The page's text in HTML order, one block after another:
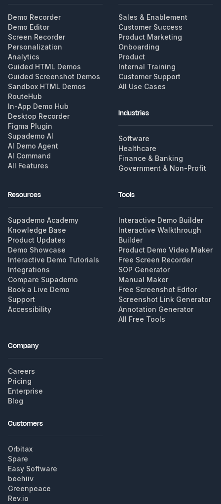
Demo Recorder
Demo Editor
Screen Recorder
Personalization
Analytics
Guided HTML Demos
Guided Screenshot Demos
Sandbox HTML Demos
RouteHub
In-App Demo Hub
Desktop Recorder
Figma Plugin
Supademo AI
AI Demo Agent
AI Command
All Features
Sales & Enablement
Customer Success
Product Marketing
Onboarding
Product
Internal Training
Customer Support
All Use Cases
Industries
Software
Healthcare
Finance & Banking
Government & Non-Profit
Resources
Supademo Academy
Knowledge Base
Product Updates
Demo Showcase
Interactive Demo Tutorials
Integrations
Compare Supademo
Book a Live Demo
Support
Accessibility
Tools
Interactive Demo Builder
Interactive Walkthrough
Builder
Product Demo Video Maker
Free Screen Recorder
SOP Generator
Manual Maker
Free Screenshot Editor
Screenshot Link Generator
Annotation Generator
All Free Tools
Company
Careers
Pricing
Enterprise
Blog
Customers
Orbitax
Spare
Easy Software
beehiiv
Greenpeace
Rev.io